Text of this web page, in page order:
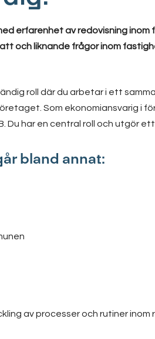
erfarenhet av redovisning
och liknande frågor inom
roll där du arbetar i ett
Som ekonomiansvarig i
Du har en central roll och utgör
bland annat:
av processer och rutiner inom